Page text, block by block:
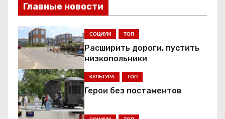
Главные новости
СОЦИУМ ТОП
Расширить дороги, пустить
низкопольники
КУЛЬТУРА ТОП
Герои без постаментов